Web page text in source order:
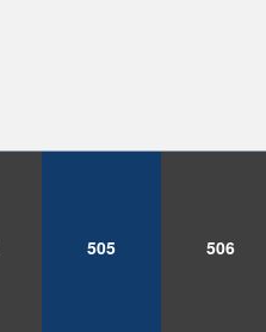
505 506